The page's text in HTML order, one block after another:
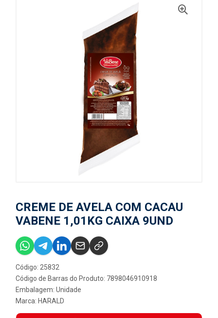
CREME DE AVELA COM CACAU
VABENE 1,01KG CAIXA 9UND
Código: 25832
Código de Barras do Produto: 7898046910918
Embalagem: Unidade
Marca: HARALD